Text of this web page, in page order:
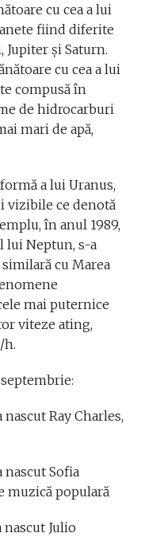
cu cea a lui
fiind diferite
și Saturn.
cu cea a lui
compusă în
de hidrocarburi
mari de apă,
a lui Uranus,
vizibile ce denotă
în anul 1989,
lui Neptun, s-a
cu Marea
mai puternice
viteze ating,
h.
Ray Charles,
nascut Sofia
muzică populară
nascut Julio